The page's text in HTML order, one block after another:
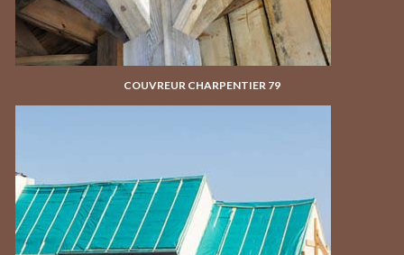
COUVREUR CHARPENTIER 79